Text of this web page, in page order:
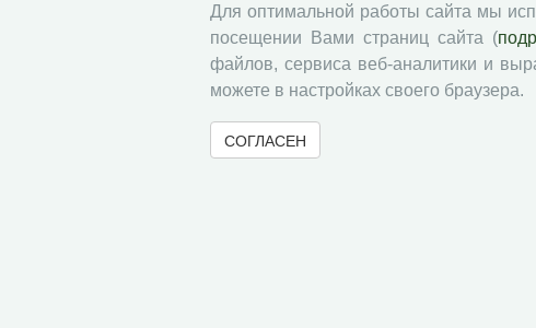
Для оптимальной работы сайта мы
посещении Вами страниц сайта (
файлов, сервиса веб-аналитики и
можете в настройках своего браузера.
СОГЛАСЕН